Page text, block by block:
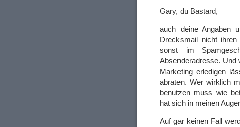
Gary, du Bastard,
auch deine Angaben
Drecksmail nicht
sonst im
Absenderadresse. Und
Marketing erledigen
abraten. Wer wirklich
benutzen muss wie
hat sich in meinen
Auf gar keinen Fall